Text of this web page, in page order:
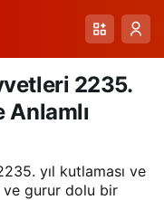
2235.
Anlamlı
yıl kutlaması ve
ve gurur dolu bir
Paylaş